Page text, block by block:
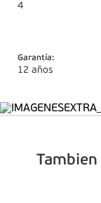
4
Garantía:
12 años